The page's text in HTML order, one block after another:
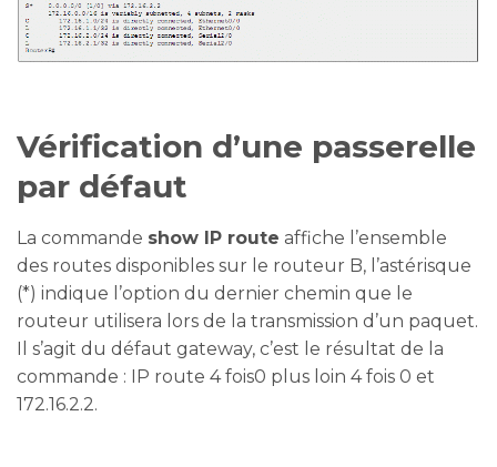
Vérification d’une passerelle
par défaut
La commande show IP route affiche l’ensemble
des routes disponibles sur le routeur B, l’astérisque
(*) indique l’option du dernier chemin que le
routeur utilisera lors de la transmission d’un paquet.
Il s’agit du défaut gateway, c’est le résultat de la
commande : IP route 4 fois0 plus loin 4 fois 0 et
172.16.2.2.